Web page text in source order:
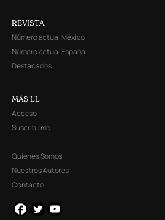
REVISTA
Número actual México
Número actual España
Destacados
MÁS LL
Acceso
Suscribirme
Quienes Somos
Nuestros Autores
Contacto